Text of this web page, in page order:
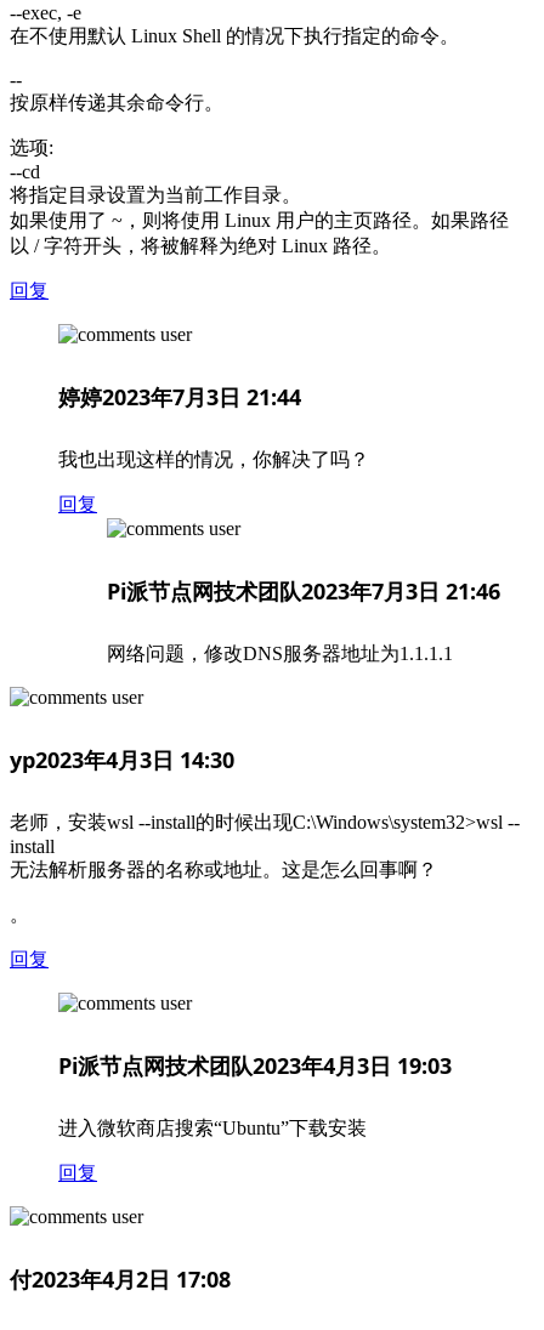
--exec, -e
在不使用默认 Linux Shell 的情况下执行指定的命令。
--
按原样传递其余命令行。
选项:
--cd
将指定目录设置为当前工作目录。
如果使用了 ~，则将使用 Linux 用户的主页路径。如果路径
以 / 字符开头，将被解释为绝对 Linux 路径。
回复
婷婷2023年7月3日 21:44
我也出现这样的情况，你解决了吗？
回复
Pi派节点网技术团队2023年7月3日 21:46
网络问题，修改DNS服务器地址为1.1.1.1
yp2023年4月3日 14:30
老师，安装wsl --install的时候出现C:\Windows\system32>wsl --
install
无法解析服务器的名称或地址。这是怎么回事啊？
。
回复
Pi派节点网技术团队2023年4月3日 19:03
进入微软商店搜索“Ubuntu”下载安装
回复
付2023年4月2日 17:08